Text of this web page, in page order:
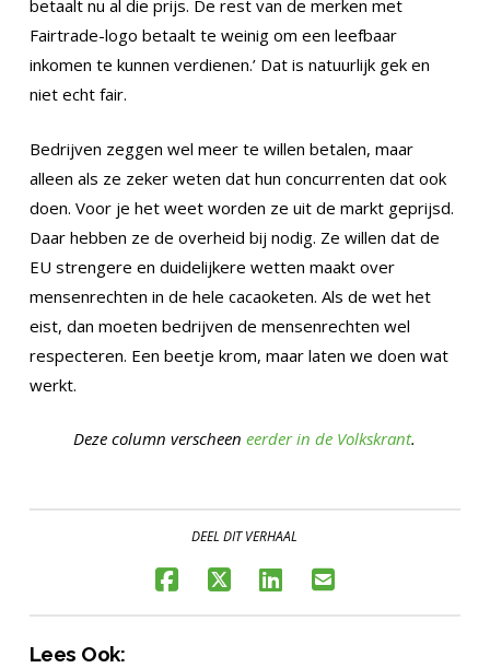
betaalt nu al die prijs. De rest van de merken met
Fairtrade-logo betaalt te weinig om een leefbaar
inkomen te kunnen verdienen.’ Dat is natuurlijk gek en
niet echt fair.
Bedrijven zeggen wel meer te willen betalen, maar
alleen als ze zeker weten dat hun concurrenten dat ook
doen. Voor je het weet worden ze uit de markt geprijsd.
Daar hebben ze de overheid bij nodig. Ze willen dat de
EU strengere en duidelijkere wetten maakt over
mensenrechten in de hele cacaoketen. Als de wet het
eist, dan moeten bedrijven de mensenrechten wel
respecteren. Een beetje krom, maar laten we doen wat
werkt.
Deze column verscheeneerder in de Volkskrant.
DEEL DIT VERHAAL
Lees Ook: